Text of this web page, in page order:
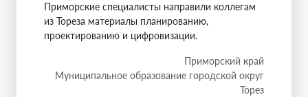
Приморские специалисты направили коллегам
из Тореза материалы планированию,
проектированию и цифровизации.
Приморский край
Муниципальное образование городской округ
Торез